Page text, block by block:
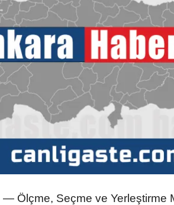
— Ölçme, Seçme ve Yerleştirme